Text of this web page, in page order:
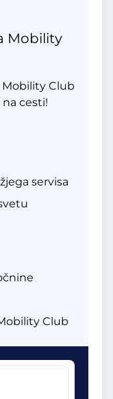
Mobility
Club
cesti!
servisa
Club